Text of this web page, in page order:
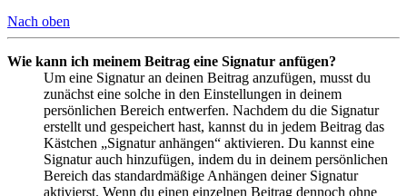
Nach oben
Wie kann ich meinem Beitrag eine Signatur anfügen?
Um eine Signatur an deinen Beitrag anzufügen, musst du
zunächst eine solche in den Einstellungen in deinem
persönlichen Bereich entwerfen. Nachdem du die Signatur
erstellt und gespeichert hast, kannst du in jedem Beitrag das
Kästchen „Signatur anhängen“ aktivieren. Du kannst eine
Signatur auch hinzufügen, indem du in deinem persönlichen
Bereich das standardmäßige Anhängen deiner Signatur
aktivierst. Wenn du einen einzelnen Beitrag dennoch ohne